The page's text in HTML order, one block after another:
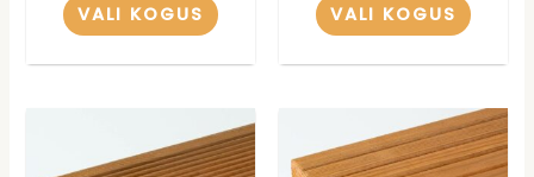
VALI KOGUS VALI KOGUS